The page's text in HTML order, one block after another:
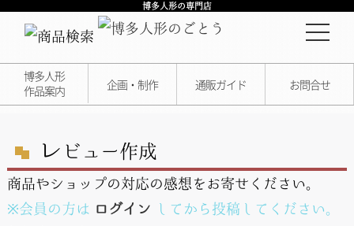
博多人形の専門店
博多人形
作品案内
企画・制作 通販ガイド お問合せ
レ ビュー作成
商品やショップの対応の感想をお寄せください。
※会員の方は ログイン してから投稿してください。